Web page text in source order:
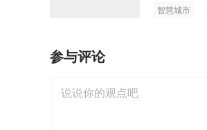
智慧城市
参与评论